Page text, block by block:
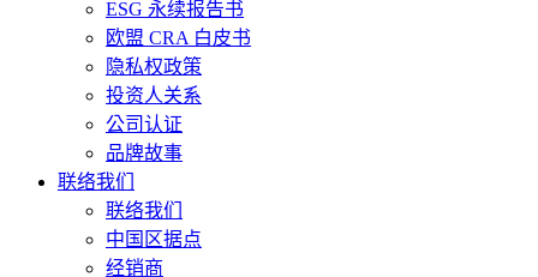
ESG 永续报告书
欧盟 CRA 白皮书
隐私权政策
投资人关系
公司认证
品牌故事
联络我们
联络我们
中国区据点
经销商